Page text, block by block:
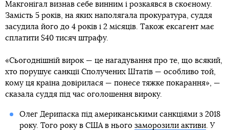
Макгонігал визнав себе винним і розкаявся в скоєному.
Замість 5 років, на яких наполягала прокуратура, суддя
засудила його до 4 років і 2 місяців. Також ексагент має
сплатити $40 тисяч штрафу.
«Сьогоднішній вирок — це нагадування про те, що всякий,
хто порушує санкції Сполучених Штатів — особливо той,
кому ця країна довірилася — понесе тяжке покарання», —
сказала суддя під час оголошення вироку.
Олег Дерипаска під американськими санкціями з 2018
року. Того року в США в нього заморозили активи. У